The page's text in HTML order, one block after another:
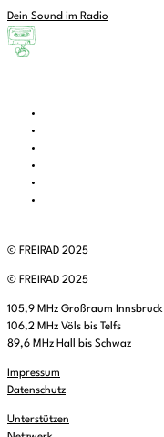
Dein Sound im Radio
© FREIRAD 2025
© FREIRAD 2025
105,9 MHz Großraum Innsbruck
106,2 MHz Völs bis Telfs
89,6 MHz Hall bis Schwaz
Impressum
Datenschutz
Unterstützen